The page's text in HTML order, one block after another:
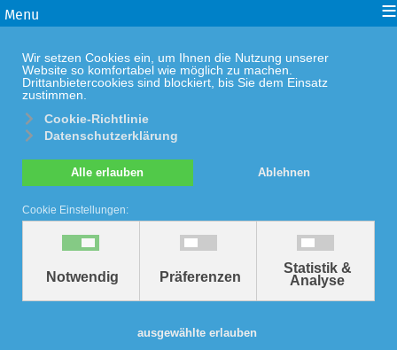
Wir setzen Cookies ein, um Ihnen die Nutzung unserer
Website so komfortabel wie möglich zu machen.
Drittanbietercookies sind blockiert, bis Sie dem Einsatz
zustimmen.
Cookie-Richtlinie
Datenschutzerklärung
Alle erlauben Ablehnen
Cookie Einstellungen:
Notwendig Präferenzen
Statistik &
Analyse
ausgewählte erlauben
Lizenzen und Nutzungsrechte für
W+L Medien
Für alle Aufträge gelten die allgemeinen
eingesehen werden.
Menu ≡